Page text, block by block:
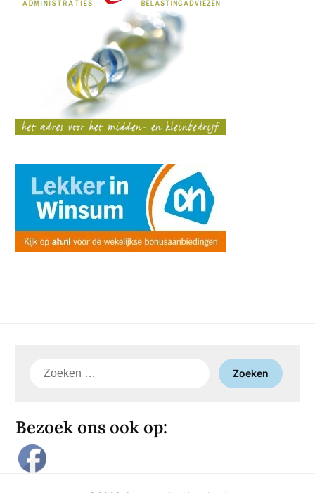
Zoeken
Bezoek ons ook op: